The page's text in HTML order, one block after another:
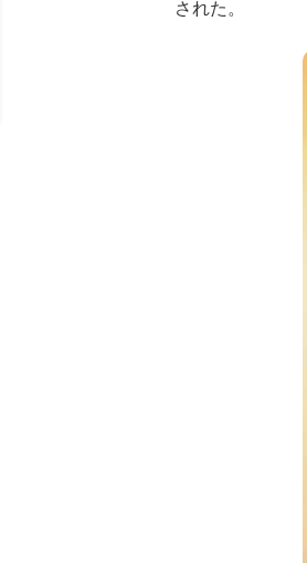
された。